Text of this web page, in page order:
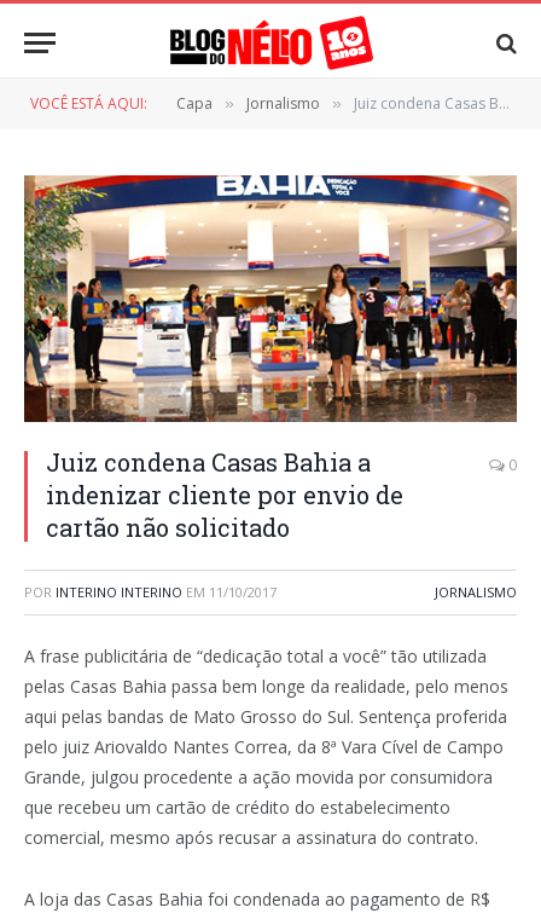
VOCÊ ESTÁ AQUI: Capa » Jornalismo » Juiz condena Casas Bahia a indenizar cliente por envio de cartão não solicitado
Juiz condena Casas Bahia a
indenizar cliente por envio de
cartão não solicitado
0
POR INTERINO INTERINO EM 11/10/2017 JORNALISMO
A frase publicitária de “dedicação total a você” tão utilizada
pelas Casas Bahia passa bem longe da realidade, pelo menos
aqui pelas bandas de Mato Grosso do Sul. Sentença proferida
pelo juiz Ariovaldo Nantes Correa, da 8ª Vara Cível de Campo
Grande, julgou procedente a ação movida por consumidora
que recebeu um cartão de crédito do estabelecimento
comercial, mesmo após recusar a assinatura do contrato.
A loja das Casas Bahia foi condenada ao pagamento de R$